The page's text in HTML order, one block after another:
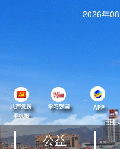
2026年
共产党员
手机报
学习强国 APP
公益